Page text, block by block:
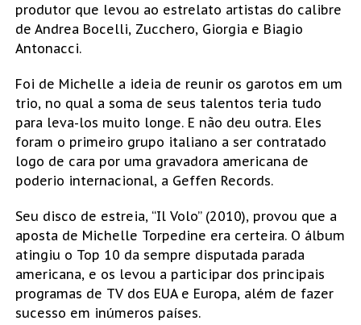
produtor que levou ao estrelato artistas do calibre
de Andrea Bocelli, Zucchero, Giorgia e Biagio
Antonacci.
Foi de Michelle a ideia de reunir os garotos em um
trio, no qual a soma de seus talentos teria tudo
para leva-los muito longe. E não deu outra. Eles
foram o primeiro grupo italiano a ser contratado
logo de cara por uma gravadora americana de
poderio internacional, a Geffen Records.
Seu disco de estreia, “Il Volo” (2010), provou que a
aposta de Michelle Torpedine era certeira. O álbum
atingiu o Top 10 da sempre disputada parada
americana, e os levou a participar dos principais
programas de TV dos EUA e Europa, além de fazer
sucesso em inúmeros países.